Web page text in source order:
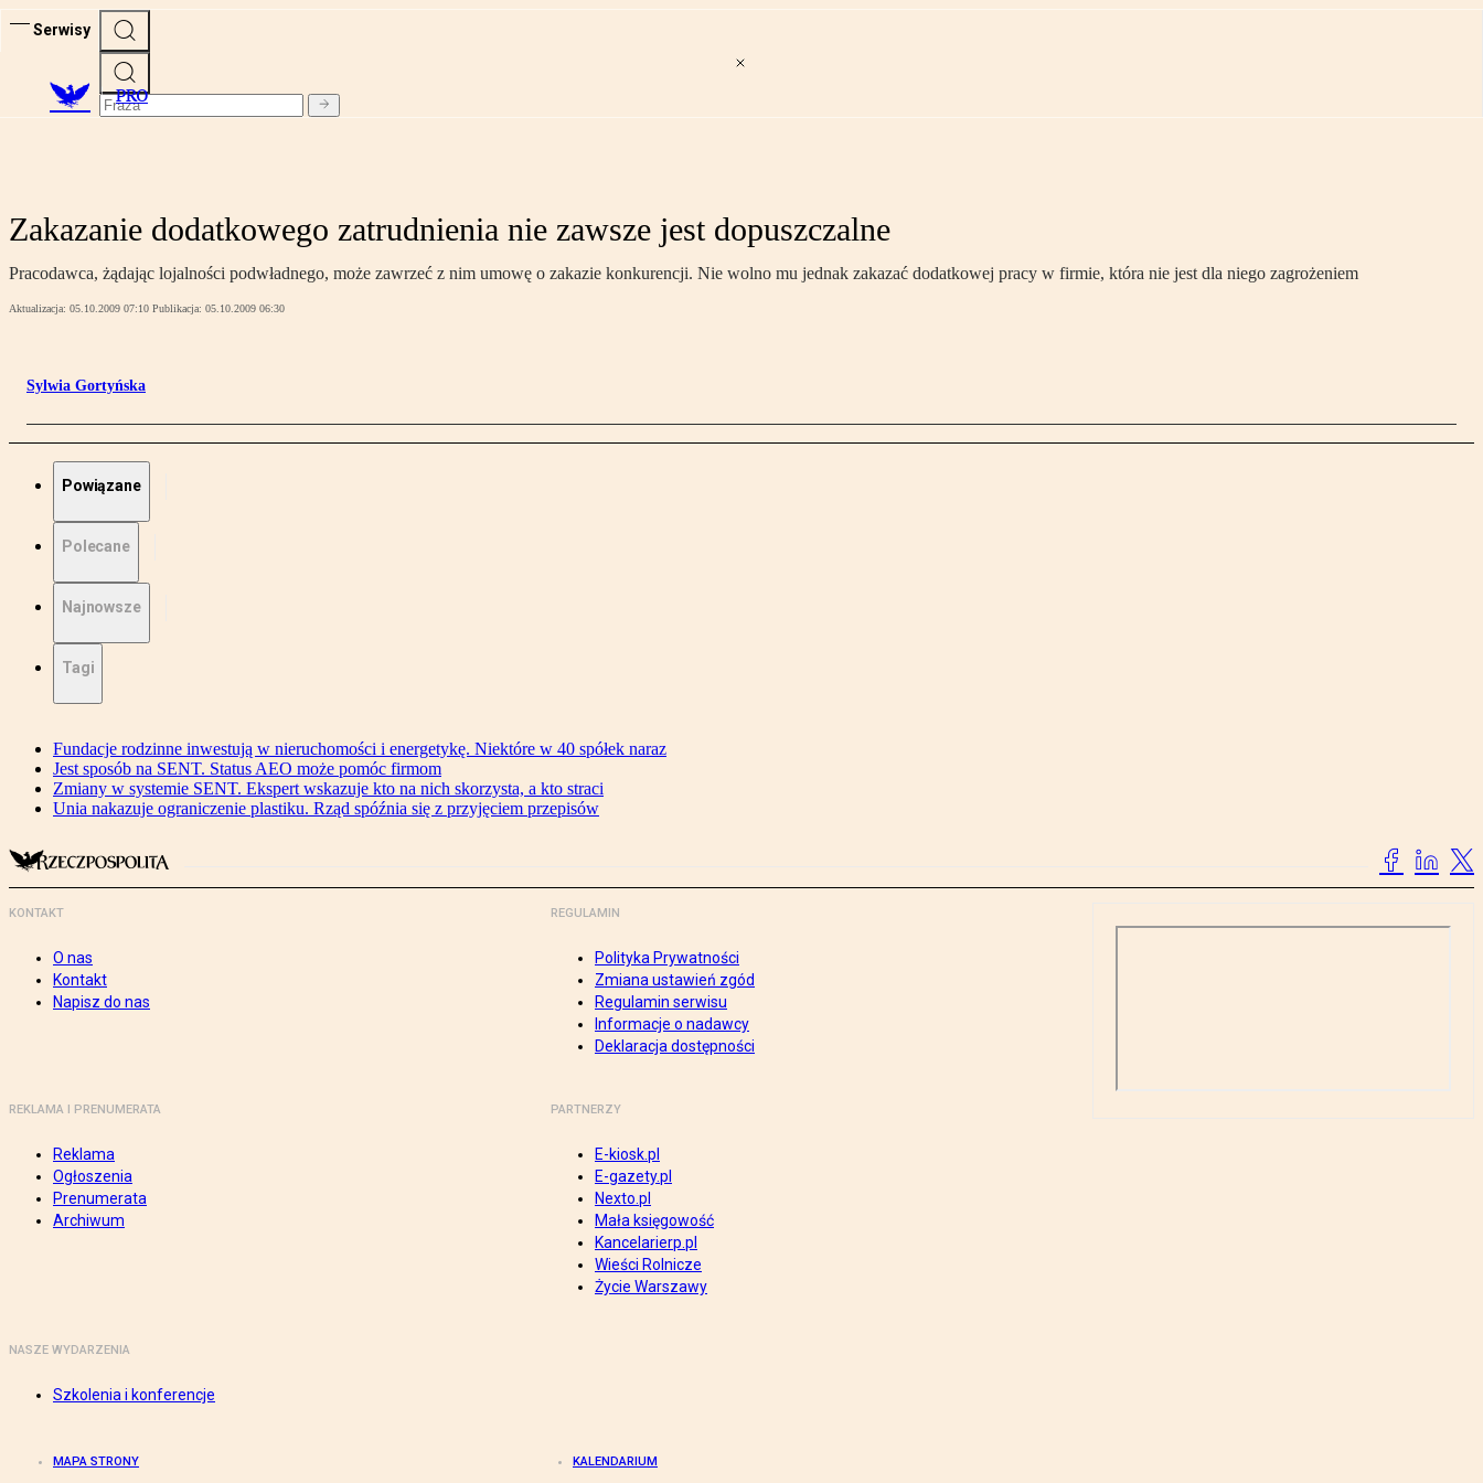
Serwisy
PRO
Zakazanie dodatkowego zatrudnienia nie zawsze jest dopuszczalne
Pracodawca, żądając lojalności podwładnego, może zawrzeć z nim umowę o zakazie konkurencji. Nie wolno mu jednak zakazać dodatkowej pracy w firmie, która nie jest dla niego zagrożeniem
Aktualizacja: 05.10.2009 07:10 Publikacja: 05.10.2009 06:30
Sylwia Gortyńska
Powiązane
Polecane
Najnowsze
Tagi
Fundacje rodzinne inwestują w nieruchomości i energetykę. Niektóre w 40 spółek naraz
Jest sposób na SENT. Status AEO może pomóc firmom
Zmiany w systemie SENT. Ekspert wskazuje kto na nich skorzysta, a kto straci
Unia nakazuje ograniczenie plastiku. Rząd spóźnia się z przyjęciem przepisów
KONTAKT
O nas
Kontakt
Napisz do nas
REGULAMIN
Polityka Prywatności
Zmiana ustawień zgód
Regulamin serwisu
Informacje o nadawcy
Deklaracja dostępności
REKLAMA I PRENUMERATA
Reklama
Ogłoszenia
Prenumerata
Archiwum
PARTNERZY
E-kiosk.pl
E-gazety.pl
Nexto.pl
Mała księgowość
Kancelarierp.pl
Wieści Rolnicze
Życie Warszawy
NASZE WYDARZENIA
Szkolenia i konferencje
MAPA STRONY KALENDARIUM